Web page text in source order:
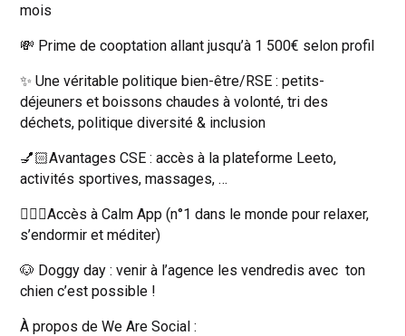
mois
💸 Prime de cooptation allant jusqu’à 1 500€ selon profil
✨ Une véritable politique bien-être/RSE : petits-
déjeuners et boissons chaudes à volonté, tri des
déchets, politique diversité & inclusion
💅🏻Avantages CSE : accès à la plateforme Leeto,
activités sportives, massages, …
💆🏻‍♀️Accès à Calm App (n°1 dans le monde pour relaxer,
s’endormir et méditer)
🐶 Doggy day : venir à l’agence les vendredis avec ton
chien c’est possible !
À propos de We Are Social :